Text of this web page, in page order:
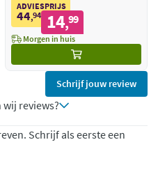
ADVIESPRIJS
44,94 14,99
Morgen in huis
Schrijf jouw review
reviews?
Schrijf als eerste een